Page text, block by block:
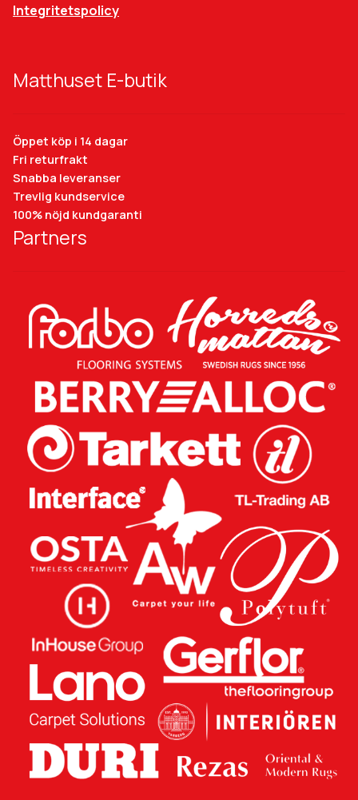
Integritetspolicy
Matthuset E-butik
Öppet köp i 14 dagar
Fri returfrakt
Snabba leveranser
Trevlig kundservice
100% nöjd kundgaranti
Partners